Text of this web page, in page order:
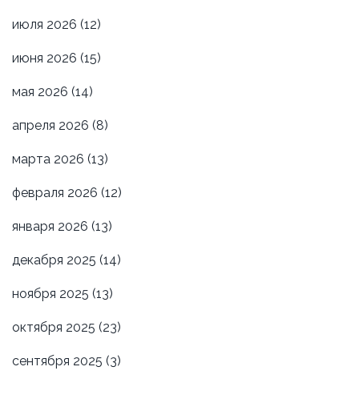
июля 2026 (12)
июня 2026 (15)
мая 2026 (14)
апреля 2026 (8)
марта 2026 (13)
февраля 2026 (12)
января 2026 (13)
декабря 2025 (14)
ноября 2025 (13)
октября 2025 (23)
сентября 2025 (3)